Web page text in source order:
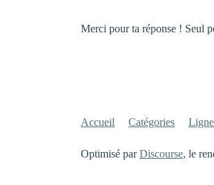
Merci pour ta réponse ! Seul
Accueil Catégories
Optimisé parDiscourse, le